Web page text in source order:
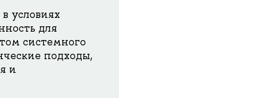
условиях
для
системного
подходы,
и